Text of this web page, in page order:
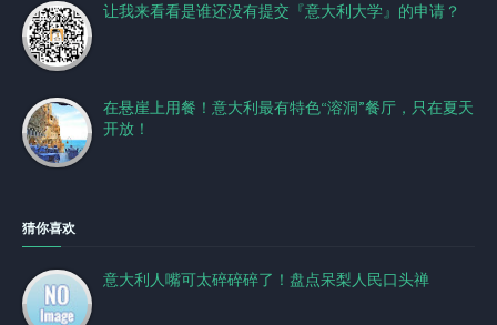
让我来看看是谁还没有提交『意大利大学』的申请？
在悬崖上用餐！意大利最有特色“溶洞”餐厅，只在夏天
开放！
猜你喜欢
意大利人嘴可太碎碎碎了！盘点呆梨人民口头禅